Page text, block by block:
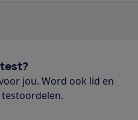
jou. Word ook lid en